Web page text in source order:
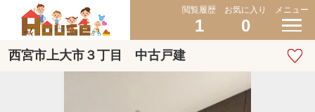
閲覧履歴
1
お気に入り
0
メニュー
西宮市上大市３丁目 中古戸建